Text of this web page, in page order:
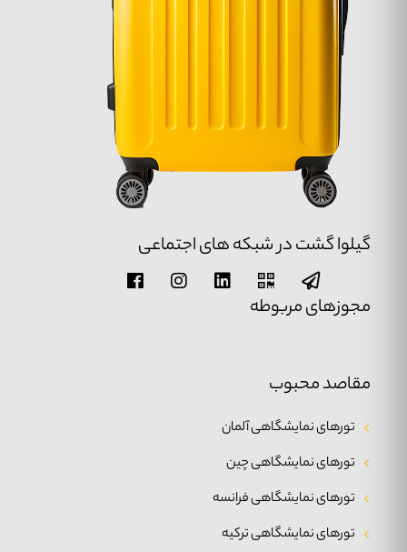
مقاصد محبوب
تورهای نمایشگاهی آلمان
تورهای نمایشگاهی چین
تورهای نمایشگاهی فرانسه
تورهای نمایشگاهی ترکیه
گیلوا گشت در شبکه های اجتماعی
مجوزهای مربوطه